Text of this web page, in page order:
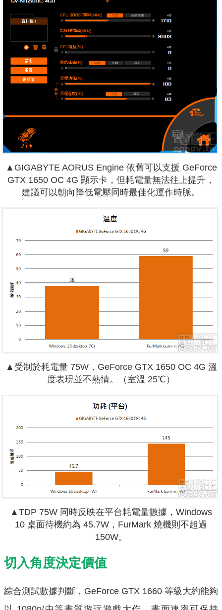
▲GIGABYTE AORUS Engine 依舊可以支援 GeForce
GTX 1650 OC 4G 顯示卡，但耗電量無法往上提升，
建議可以朝向降低電壓同時最佳化運作時脈。
▲受制於耗電量 75W，GeForce GTX 1650 OC 4G 溫
度表現並不熱情。（室溫 25℃）
▲TDP 75W 同時反映在平台耗電量數據，Windows
10 桌面待機約為 45.7W，FurMark 燒機則不超過
150W。
切入角度決定價值
綜合測試數據判斷，GeForce GTX 1660 等級大約能夠